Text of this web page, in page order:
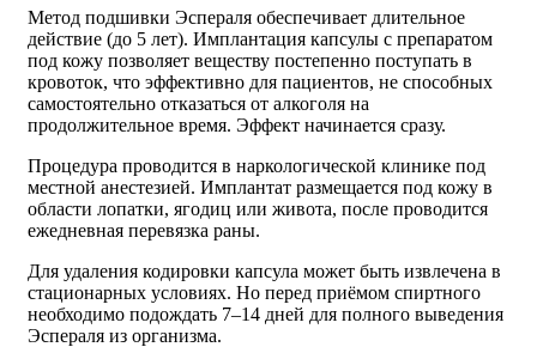
Метод подшивки Эспераля обеспечивает длительное
действие (до 5 лет). Имплантация капсулы с препаратом
под кожу позволяет веществу постепенно поступать в
кровоток, что эффективно для пациентов, не способных
самостоятельно отказаться от алкоголя на
продолжительное время. Эффект начинается сразу.
Процедура проводится в наркологической клинике под
местной анестезией. Имплантат размещается под кожу в
области лопатки, ягодиц или живота, после проводится
ежедневная перевязка раны.
Для удаления кодировки капсула может быть извлечена в
стационарных условиях. Но перед приёмом спиртного
необходимо подождать 7–14 дней для полного выведения
Эспераля из организма.